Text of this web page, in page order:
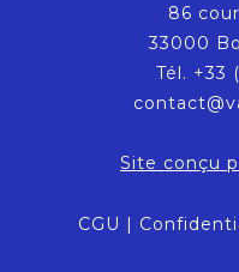
86
33000
Tél. +33
Site conçu
CGU |